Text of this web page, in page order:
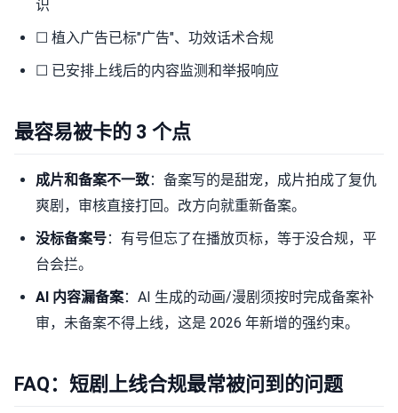
识
☐ 植入广告已标"广告"、功效话术合规
☐ 已安排上线后的内容监测和举报响应
最容易被卡的 3 个点
成片和备案不一致：备案写的是甜宠，成片拍成了复仇
爽剧，审核直接打回。改方向就重新备案。
没标备案号：有号但忘了在播放页标，等于没合规，平
台会拦。
AI 内容漏备案：AI 生成的动画/漫剧须按时完成备案补
审，未备案不得上线，这是 2026 年新增的强约束。
FAQ：短剧上线合规最常被问到的问题